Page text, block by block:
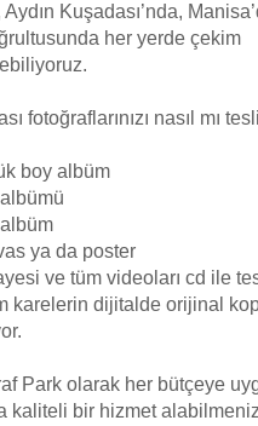
Kuşadası’nda,
her yerde çekim
fotoğraflarınızı nasıl mı
boy albüm
ya da poster
ve tüm videoları cd ile
karelerin dijitalde orijinal
Park olarak her bütçeye
kaliteli bir hizmet